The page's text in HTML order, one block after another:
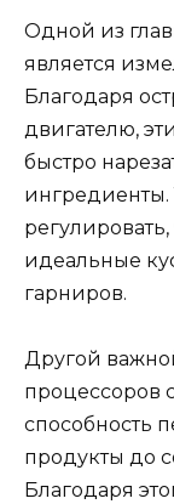
Одной из
является
Благодаря
двигателю,
быстро
идеальные
гарниров.
Другой
процессоров
способность
продукты до
Благодаря